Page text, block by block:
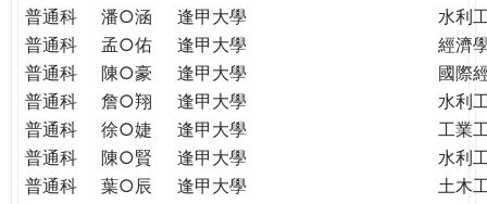
普通科
潘○涵 逢甲大學
水利
普通科
孟○佑 逢甲大學
經濟
普通科
陳○豪 逢甲大學
國際
普通科
詹○翔 逢甲大學
水利
普通科
徐○婕 逢甲大學
工業
普通科
陳○賢 逢甲大學
水利
普通科
葉○辰 逢甲大學
土木